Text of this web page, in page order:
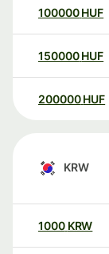
100000 HUF
150000 HUF
200000 HUF
KRW
1000 KRW